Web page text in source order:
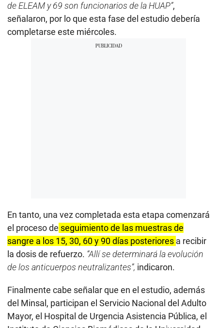
de ELEAM y 69 son funcionarios de la HUAP”,
señalaron, por lo que esta fase del estudio debería
completarse este miércoles.
En tanto, una vez completada esta etapa comenzará
el proceso de seguimiento de las muestras de
sangre a los 15, 30, 60 y 90 días posteriores a recibir
la dosis de refuerzo. “Allí se determinará la evolución
de los anticuerpos neutralizantes”, indicaron.
Finalmente cabe señalar que en el estudio, además
del Minsal, participan el Servicio Nacional del Adulto
Mayor, el Hospital de Urgencia Asistencia Pública, el